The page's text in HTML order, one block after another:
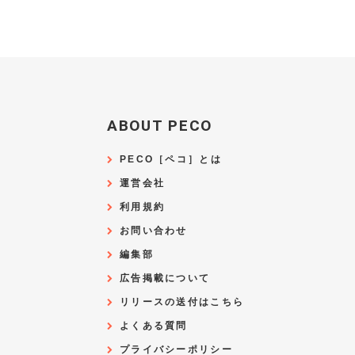
ABOUT PECO
PECO［ペコ］とは
運営会社
利用規約
お問い合わせ
編集部
広告掲載について
リリースの送付はこちら
よくある質問
プライバシーポリシー